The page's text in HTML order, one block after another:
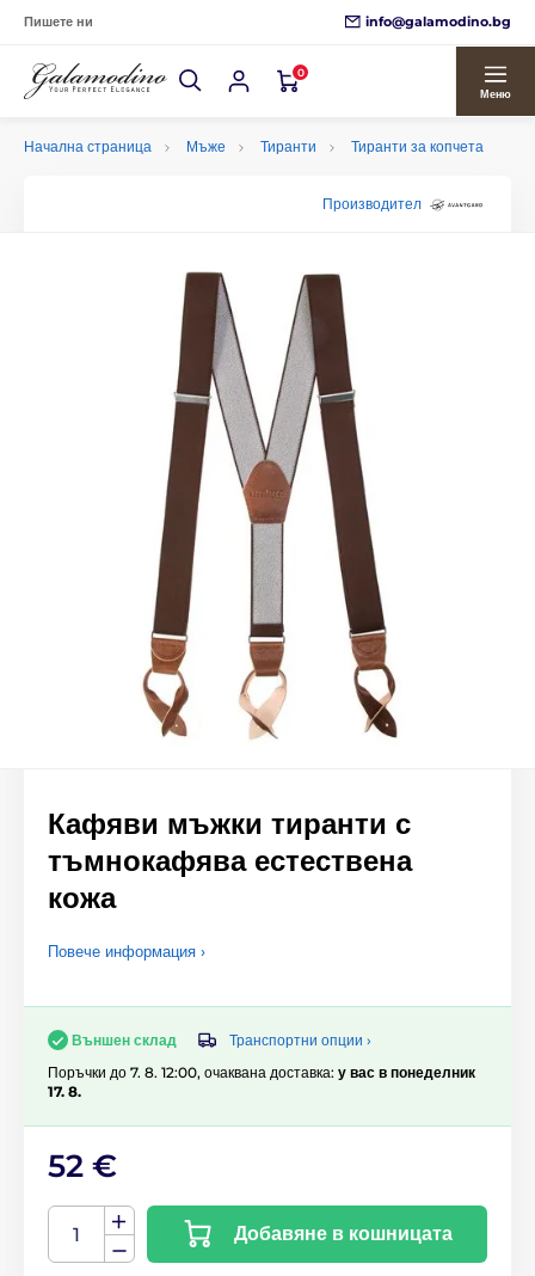
Пишете ни info@galamodino.bg
0
Меню
Начална страница Мъже Тиранти Тиранти за копчета
Производител
Кафяви мъжки тиранти с
тъмнокафява естествена
кожа
Повече информация ›
Външен склад
Транспортни опции ›
Поръчки до 7. 8. 12:00, очаквана доставка: у вас в понеделник
17. 8.
52 €
Добавяне в кошницата